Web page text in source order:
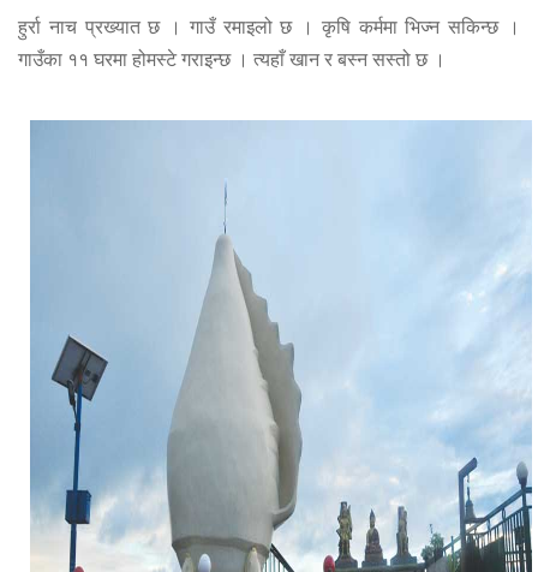
हुर्रा नाच प्रख्यात छ । गाउँ रमाइलो छ । कृषि कर्ममा भिज्न सकिन्छ ।
गाउँका ११ घरमा होमस्टे गराइन्छ । त्यहाँ खान र बस्न सस्तो छ ।